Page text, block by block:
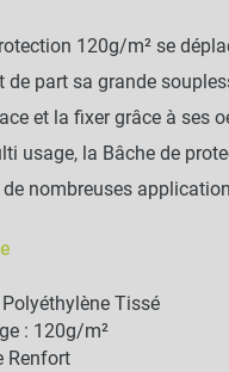
120g/m² se
de part sa grande
et la fixer grâce à ses
usage, la Bâche de
nombreuses
Tissé
: 120g/m²
Renfort